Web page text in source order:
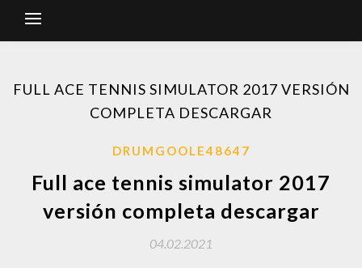
FULL ACE TENNIS SIMULATOR 2017 VERSIÓN
COMPLETA DESCARGAR
DRUMGOOLE48647
Full ace tennis simulator 2017
versión completa descargar
04.02.2021